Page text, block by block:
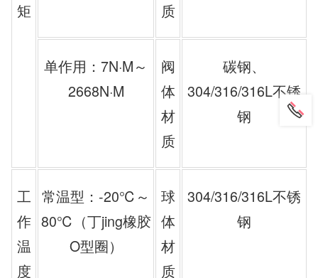
矩
质
单作用：7N·M～
2668N·M
阀
体
材
质
碳钢、
304/316/316L不锈
钢
工
作
温
度
常温型：-20℃～
80℃（丁jing橡胶
O型圈）
球
体
材
质
304/316/316L不锈
钢